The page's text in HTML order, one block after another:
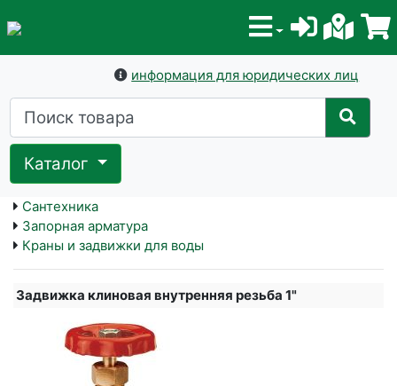
информация для юридических лиц
Каталог
Сантехника
Запорная арматура
Краны и задвижки для воды
Задвижка клиновая внутренняя резьба 1"